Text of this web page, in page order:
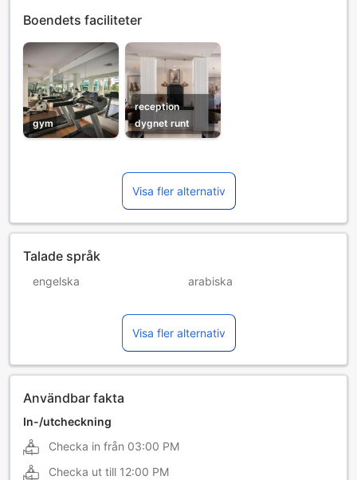
Boendets faciliteter
gym
reception
dygnet runt
Visa fler alternativ
Talade språk
engelska arabiska
tyska
Visa fler alternativ
Användbar fakta
In-/utcheckning
Checka in från 03:00 PM
Checka ut till 12:00 PM